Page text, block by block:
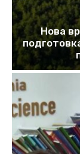
Нова